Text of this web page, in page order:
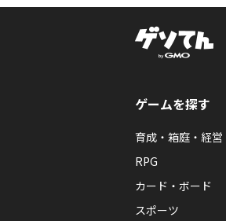
ゲームを探す
育成・箱庭・経営
RPG
カード・ボード
スポーツ